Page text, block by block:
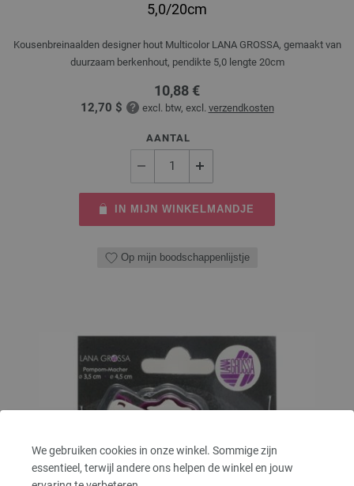
We gebruiken cookies in onze winkel. Sommige zijn
essentieel, terwijl andere ons helpen de winkel en jouw
5,0/20cm
Kousenbreinaalden designer hout Multicolor LANA GROSSA, gemaakt van
duurzaam berkenhout, pendikte 5,0 lengte 20cm
10,88 €
12,70 $ excl. btw, excl. verzendkosten
AANTAL
IN MIJN WINKELMANDJE
Op mijn boodschappenlijstje